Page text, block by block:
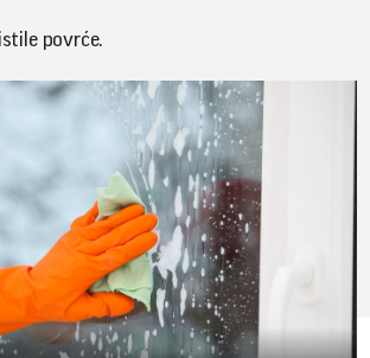
povrće.